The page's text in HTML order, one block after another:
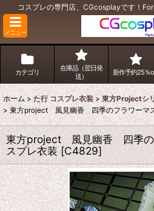
コスプレの専門店、CGcosplayです！
メニュー
カテゴリ
在庫品（翌日発
送）
新作予約25％
ホーム > た行 コスプレ衣装 > 東方Projectシ
> 東方project 風見幽香 四季のフラワーマ
東方project 風見幽香 四季
スプレ衣装 [C4829]